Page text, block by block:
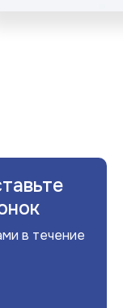
в течение